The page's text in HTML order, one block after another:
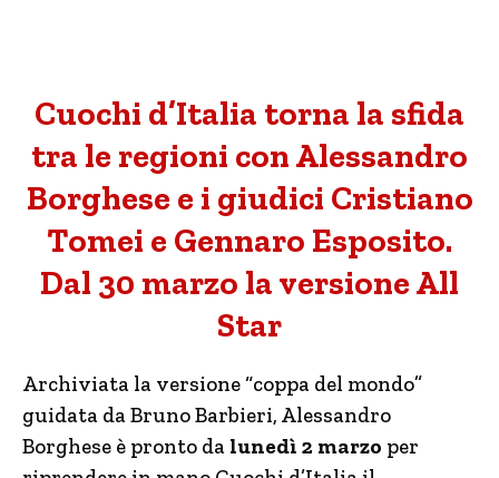
Cuochi d’Italia torna la sfida
tra le regioni con Alessandro
Borghese e i giudici Cristiano
Tomei e Gennaro Esposito.
Dal 30 marzo la versione All
Star
Archiviata la versione “coppa del mondo”
guidata da Bruno Barbieri, Alessandro
Borghese è pronto da lunedì 2 marzo per